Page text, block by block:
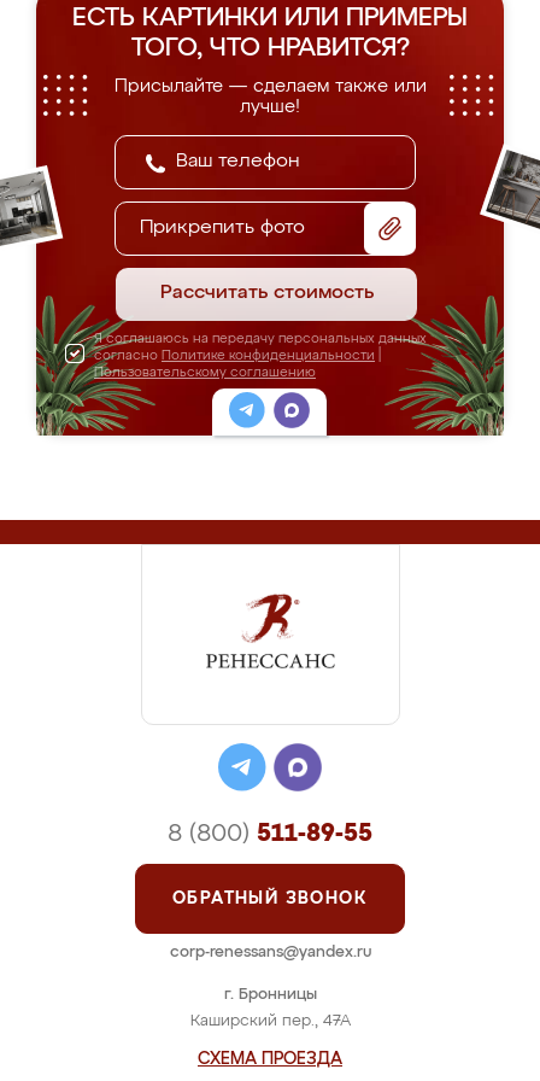
ЕСТЬ КАРТИНКИ ИЛИ ПРИМЕРЫ
ТОГО, ЧТО НРАВИТСЯ?
Присылайте — сделаем также или
лучше!
Прикрепить фото
Рассчитать стоимость
Я соглашаюсь на передачу персональных данных
согласно Политике конфиденциальности
Пользовательскому соглашению
г. Бронницы
Каширский пер., 47А
СХЕМА ПРОЕЗДА
8 (800) 511-89-55
ОБРАТНЫЙ ЗВОНОК
corp-renessans@yandex.ru